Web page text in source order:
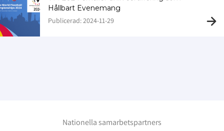
Hållbart Evenemang
Publicerad: 2024-11-29
Nationella samarbetspartners